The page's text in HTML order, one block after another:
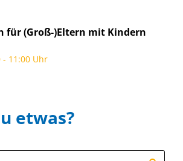
für (Groß-)Eltern mit Kindern
- 11:00 Uhr
etwas?